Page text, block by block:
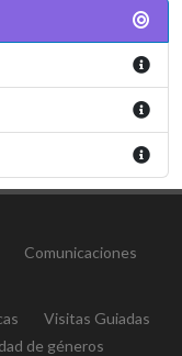
Comunicaciones
Visitas Guiadas
de géneros